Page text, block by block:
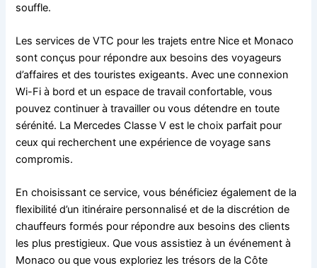
souffle.
Les services de VTC pour les trajets entre Nice et Monaco
sont conçus pour répondre aux besoins des voyageurs
d’affaires et des touristes exigeants. Avec une connexion
Wi-Fi à bord et un espace de travail confortable, vous
pouvez continuer à travailler ou vous détendre en toute
sérénité. La Mercedes Classe V est le choix parfait pour
ceux qui recherchent une expérience de voyage sans
compromis.
En choisissant ce service, vous bénéficiez également de la
flexibilité d’un itinéraire personnalisé et de la discrétion de
chauffeurs formés pour répondre aux besoins des clients
les plus prestigieux. Que vous assistiez à un événement à
Monaco ou que vous exploriez les trésors de la Côte